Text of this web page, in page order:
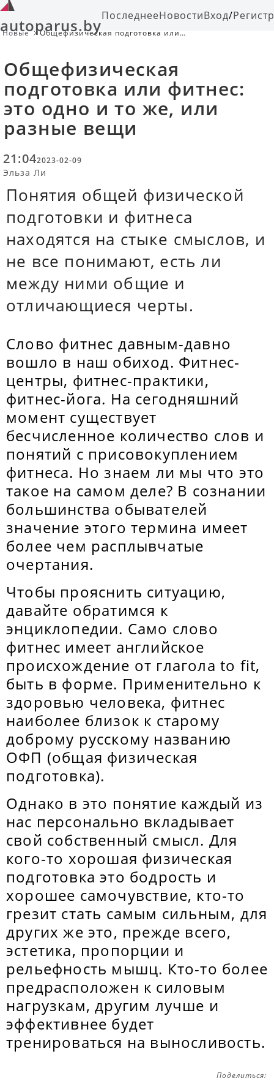
autoparus.byПоследнееНовостиВход/
Новые
Общефизическая подготовка или
Общефизическая
подготовка или фитнес:
это одно и то же, или
разные вещи
21:042023-02-09
Эльза Ли
Понятия общей физической
подготовки и фитнеса
находятся на стыке смыслов, и
не все понимают, есть ли
между ними общие и
отличающиеся черты.
Слово фитнес давным-давно
вошло в наш обиход. Фитнес-
центры, фитнес-практики,
фитнес-йога. На сегодняшний
момент существует
бесчисленное количество слов и
понятий с присовокуплением
фитнеса. Но знаем ли мы что это
такое на самом деле? В сознании
большинства обывателей
значение этого термина имеет
более чем расплывчатые
очертания.
Чтобы прояснить ситуацию,
давайте обратимся к
энциклопедии. Само слово
фитнес имеет английское
происхождение от глагола to fit,
быть в форме. Применительно к
здоровью человека, фитнес
наиболее близок к старому
доброму русскому названию
ОФП (общая физическая
подготовка).
Однако в это понятие каждый из
нас персонально вкладывает
свой собственный смысл. Для
кого-то хорошая физическая
подготовка это бодрость и
хорошее самочувствие, кто-то
грезит стать самым сильным, для
других же это, прежде всего,
эстетика, пропорции и
рельефность мышц. Кто-то более
предрасположен к силовым
нагрузкам, другим лучше и
эффективнее будет
тренироваться на выносливость.
Поделиться: